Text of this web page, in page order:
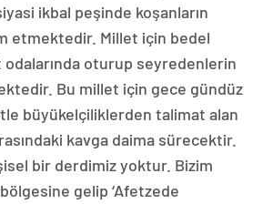
ikbal peşinde koşanların
etmektedir. Millet için bedel
oturup seyredenlerin
Bu millet için gece gündüz
büyükelçiliklerden talimat alan
kavga daima sürecektir.
bir derdimiz yoktur. Bizim
gelip ‘Afetzede